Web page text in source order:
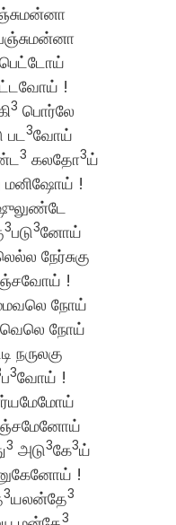
!
3 பொர்லே
பட3வோய்
3 கலதோ3ய்
மனிஷோய் !
3படு3னோய்
நேர்சுகு
!
நோய்
நோய்
நருலகு
ப3வோய் !
3 அடு3கே3ய்
!
3யலன்தே3
3